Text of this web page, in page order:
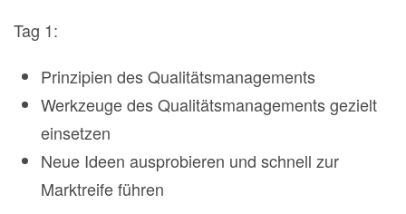
Tag 1:
Prinzipien des Qualitätsmanagements
Werkzeuge des Qualitätsmanagements gezielt
einsetzen
Neue Ideen ausprobieren und schnell zur
Marktreife führen